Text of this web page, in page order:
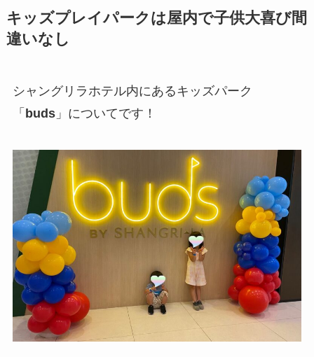
キッズプレイパークは屋内で子供大喜び間
違いなし
シャングリラホテル内にあるキッズパーク
「 buds」についてです！